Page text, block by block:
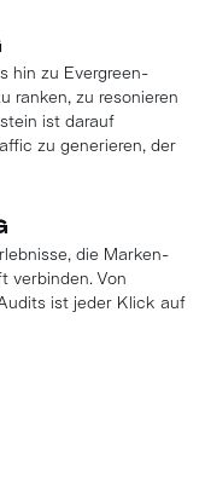
hin zu Evergreen-
ranken, zu resonieren
ist darauf
zu generieren, der
die Marken-
verbinden. Von
ist jeder Klick auf